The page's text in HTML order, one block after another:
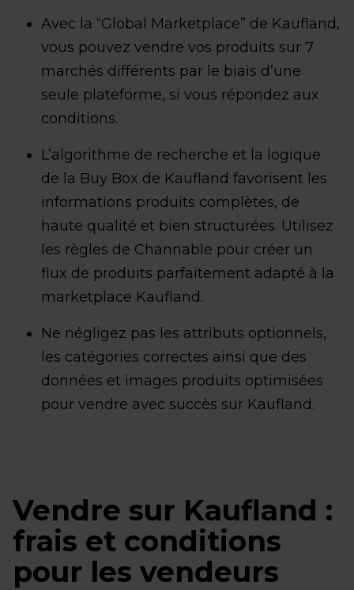
Avec la “Global Marketplace” de Kaufland,
vous pouvez vendre vos produits sur 7
marchés différents par le biais d’une
seule plateforme, si vous répondez aux
conditions.
L’algorithme de recherche et la logique
de la Buy Box de Kaufland favorisent les
informations produits complètes, de
haute qualité et bien structurées. Utilisez
les règles de Channable pour créer un
flux de produits parfaitement adapté à la
marketplace Kaufland.
Ne négligez pas les attributs optionnels,
les catégories correctes ainsi que des
données et images produits optimisées
pour vendre avec succès sur Kaufland.
Vendre sur Kaufland :
frais et conditions
pour les vendeurs